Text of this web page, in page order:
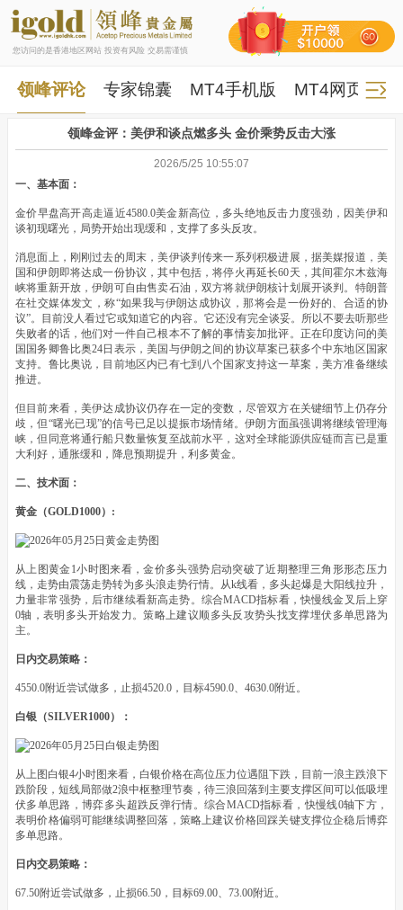
您访问的是香港地区网站 投资有风险 交易需谨慎
领峰评论 专家锦囊 MT4手机版 MT4网页版
领峰金评：美伊和谈点燃多头 金价乘势反击大涨
2026/5/25 10:55:07
一、基本面：
金价早盘高开高走逼近4580.0美金新高位，多头绝地反击力度强劲，因美伊和
谈初现曙光，局势开始出现缓和，支撑了多头反攻。
消息面上，刚刚过去的周末，美伊谈判传来一系列积极进展，据美媒报道，美
国和伊朗即将达成一份协议，其中包括，将停火再延长60天，其间霍尔木兹海
峡将重新开放，伊朗可自由售卖石油，双方将就伊朗核计划展开谈判。特朗普
在社交媒体发文，称“如果我与伊朗达成协议，那将会是一份好的、合适的协
议”。目前没人看过它或知道它的内容。它还没有完全谈妥。所以不要去听那些
失败者的话，他们对一件自己根本不了解的事情妄加批评。正在印度访问的美
国国务卿鲁比奥24日表示，美国与伊朗之间的协议草案已获多个中东地区国家
支持。鲁比奥说，目前地区内已有七到八个国家支持这一草案，美方准备继续
推进。
但目前来看，美伊达成协议仍存在一定的变数，尽管双方在关键细节上仍存分
歧，但“曙光已现”的信号已足以提振市场情绪。伊朗方面虽强调将继续管理海
峡，但同意将通行船只数量恢复至战前水平，这对全球能源供应链而言已是重
大利好，通胀缓和，降息预期提升，利多黄金。
二、技术面：
黄金（GOLD1000）:
从上图黄金1小时图来看，金价多头强势启动突破了近期整理三角形形态压力
线，走势由震荡走势转为多头浪走势行情。从k线看，多头起爆是大阳线拉升，
力量非常强势，后市继续看新高走势。综合MACD指标看，快慢线金叉后上穿
0轴，表明多头开始发力。策略上建议顺多头反攻势头找支撑埋伏多单思路为
主。
日内交易策略：
4550.0附近尝试做多，止损4520.0，目标4590.0、4630.0附近。
白银（SILVER1000）：
从上图白银4小时图来看，白银价格在高位压力位遇阻下跌，目前一浪主跌浪下
跌阶段，短线局部做2浪中枢整理节奏，待三浪回落到主要支撑区间可以低吸埋
伏多单思路，博弈多头超跌反弹行情。综合MACD指标看，快慢线0轴下方，
表明价格偏弱可能继续调整回落，策略上建议价格回踩关键支撑位企稳后博弈
多单思路。
日内交易策略：
67.50附近尝试做多，止损66.50，目标69.00、73.00附近。